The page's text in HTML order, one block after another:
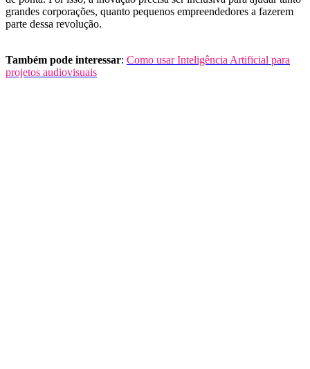
grandes corporações, quanto pequenos empreendedores a fazerem
parte dessa revolução.
Também pode interessar: Como usar Inteligência Artificial para
projetos audiovisuais